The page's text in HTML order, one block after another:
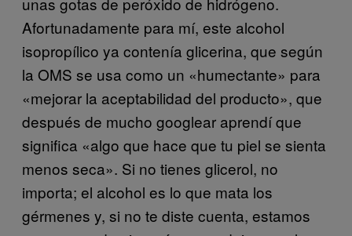
Afortunadamente para mí, este alcohol
isopropílico ya contenía glicerina, que según
la OMS se usa como un «humectante» para
«mejorar la aceptabilidad del producto», que
después de mucho googlear aprendí que
significa «algo que hace que tu piel se sienta
menos seca». Si no tienes glicerol, no
importa; el alcohol es lo que mata los
gérmenes y, si no te diste cuenta, estamos